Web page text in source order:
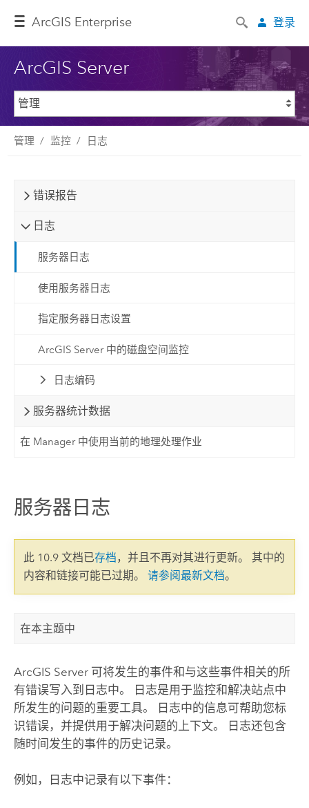
ArcGIS Enterprise 登录
ArcGIS Server
管理 监控 日志
错误报告
日志
服务器日志
使用服务器日志
指定服务器日志设置
ArcGIS Server 中的磁盘空间监控
日志编码
服务器统计数据
在 Manager 中使用当前的地理处理作业
服务器日志
此 10.9 文档已存档，并且不再对其进行更新。 其中的
内容和链接可能已过期。 请参阅最新文档。
在本主题中
ArcGIS Server可将发生的事件和与这些事件相关的所
有错误写入到日志中。 日志是用于监控和解决站点中
所发生的问题的重要工具。 日志中的信息可帮助您标
识错误，并提供用于解决问题的上下文。 日志还包含
随时间发生的事件的历史记录。
例如，日志中记录有以下事件：